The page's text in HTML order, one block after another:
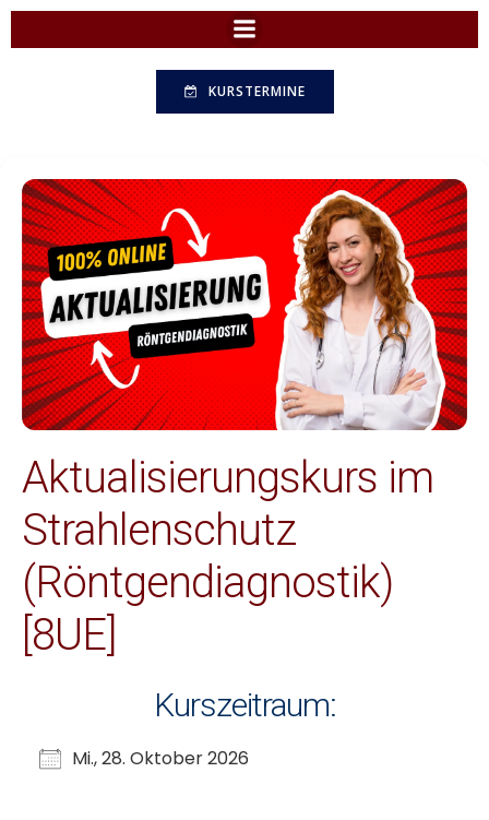
Zum
Inhalt
KURSTERMINE
Aktualisierungskurs im
Strahlenschutz
(Röntgendiagnostik)
[8UE]
Kurszeitraum:
Mi., 28. Oktober 2026